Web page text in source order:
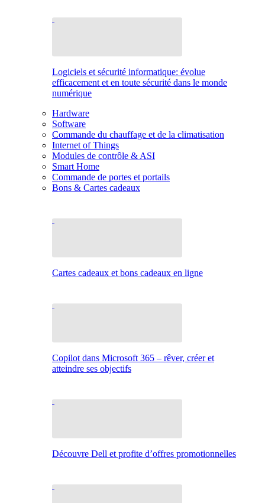
Logiciels et sécurité informatique: évolue
efficacement et en toute sécurité dans le monde
numérique
Hardware
Software
Commande du chauffage et de la climatisation
Internet of Things
Modules de contrôle & ASI
Smart Home
Commande de portes et portails
Bons & Cartes cadeaux
Cartes cadeaux et bons cadeaux en ligne
Copilot dans Microsoft 365 – rêver, créer et
atteindre ses objectifs
Découvre Dell et profite d’offres promotionnelles